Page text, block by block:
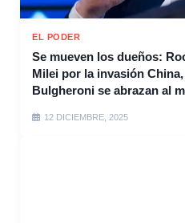
EL PODER
Se mueven los dueños:
Milei por la invasión
Bulgheroni se abrazan al
12 DICIEMBRE, 2025